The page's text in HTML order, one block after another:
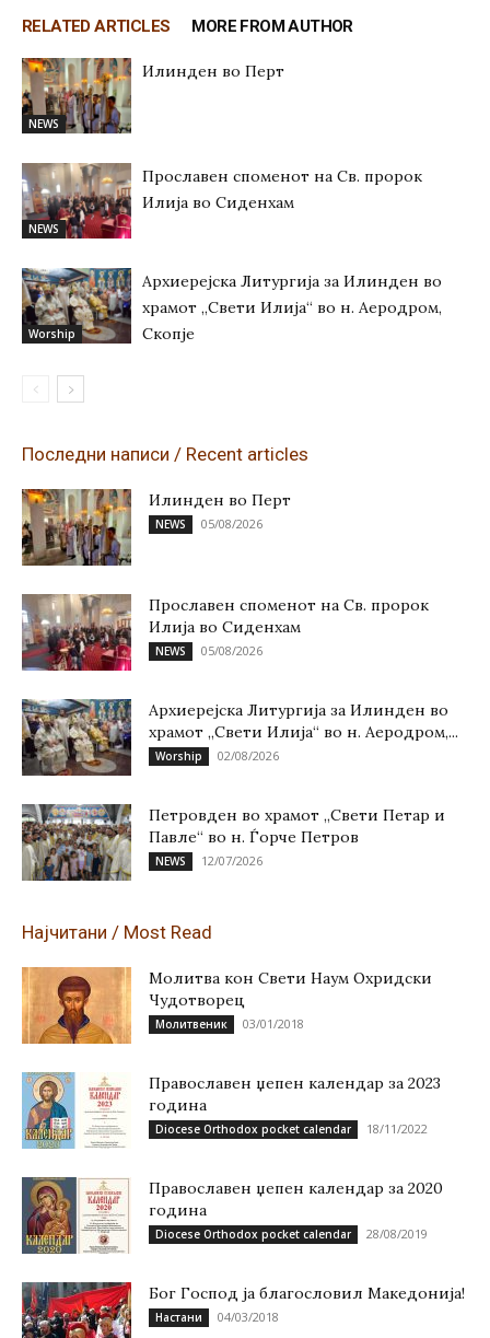
RELATED ARTICLES MORE FROM AUTHOR
NEWS
Илинден во Перт
NEWS
Прославен споменот на Св. пророк
Илија во Сиденхам
Worship
Архиерејска Литургија за Илинден во
храмот „Свети Илија“ во н. Аеродром,
Скопје
Последни написи / Recent articles
Илинден во Перт
NEWS 05/08/2026
Прославен споменот на Св. пророк
Илија во Сиденхам
NEWS 05/08/2026
Архиерејска Литургија за Илинден во
храмот „Свети Илија“ во н. Аеродром,...
Worship 02/08/2026
Петровден во храмот „Свети Петар и
Павле“ во н. Ѓорче Петров
NEWS 12/07/2026
Најчитани / Most Read
Молитва кон Свети Наум Охридски
Чудотворец
Молитвеник 03/01/2018
Православен џепен календар за 2023
година
Diocese Orthodox pocket calendar 18/11/2022
Православен џепен календар за 2020
година
Diocese Orthodox pocket calendar 28/08/2019
Бог Господ ја благословил Македонија!
Настани 04/03/2018